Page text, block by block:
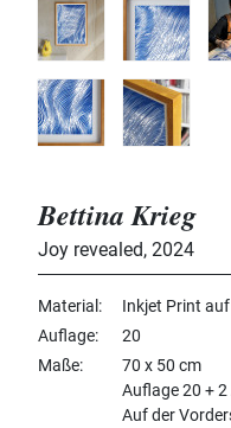
Bettina Krieg
Joy revealed, 2024
Material
Inkjet Print
Auflage
20
Maße
70 x 50 cm
Auflage 20 + 2
Auf der